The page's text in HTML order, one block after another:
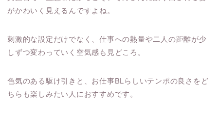
がかわいく見えるんですよね。
刺激的な設定だけでなく、仕事への熱量や二人の距離が少
しずつ変わっていく空気感も見どころ。
色気のある駆け引きと、お仕事BLらしいテンポの良さをど
ちらも楽しみたい人におすすめです。